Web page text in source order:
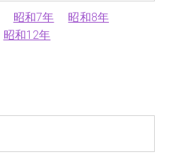
昭和7年
昭和8年
昭和12年